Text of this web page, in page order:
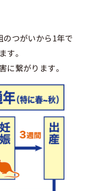
つがいから1年で
す。
に繋がります。